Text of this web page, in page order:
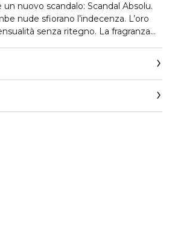
un nuovo scandalo: Scandal Absolu.
nude sfiorano l’indecenza. L’oro
senza ritegno. La fragranza
e a divertirsi fino alle ultime note di